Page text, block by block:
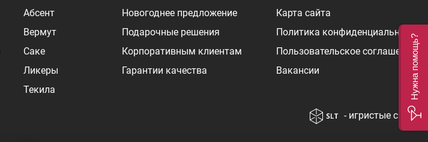
Абсент
Вермут
Саке
Ликеры
Текила
Новогоднее предложение
Подарочные решения
Корпоративным клиентам
Гарантии качества
Карта сайта
Политика конфиденциальности
Пользовательское соглашение
Вакансии
- игристые сайты
Нужна помощь?